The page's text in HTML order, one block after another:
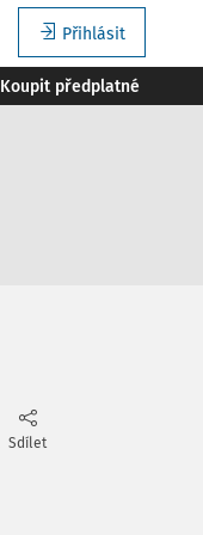
Přihlásit
Koupit předplatné
Sdílet